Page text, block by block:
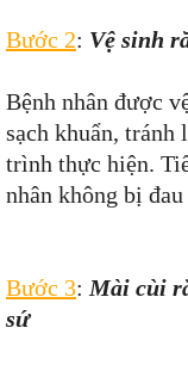
Bước 2: Vệ sinh
Bệnh nhân được
sạch khuẩn, tránh
trình thực hiện.
nhân không bị
Bước 3: Mài cùi
sứ